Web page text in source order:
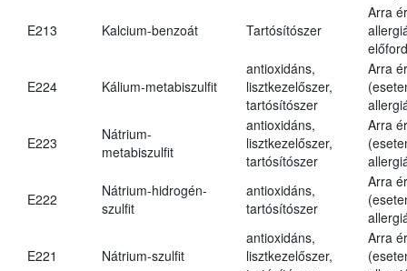
E213 Kalcium-benzoát Tartósítószer
Arra
E224 Kálium-metabiszulfit
antioxidáns,
lisztkezelőszer,
tartósítószer
Arra
E223
Nátrium-
metabiszulfit
antioxidáns,
lisztkezelőszer,
tartósítószer
Arra
E222
Nátrium-hidrogén-
szulfit
antioxidáns,
tartósítószer
Arra
E221 Nátrium-szulfit
antioxidáns,
lisztkezelőszer,
Arra